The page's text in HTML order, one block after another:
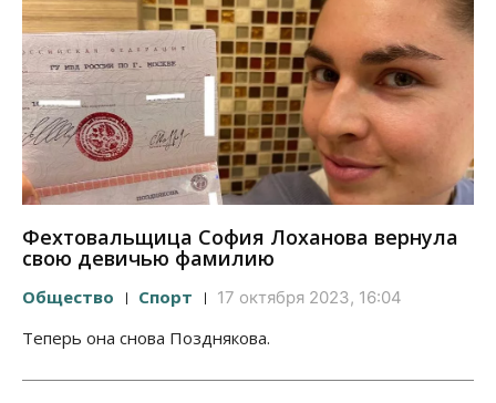
Фехтовальщица София Лоханова вернула
свою девичью фамилию
Общество Спорт 17 октября 2023, 16:04
Теперь она снова Позднякова.